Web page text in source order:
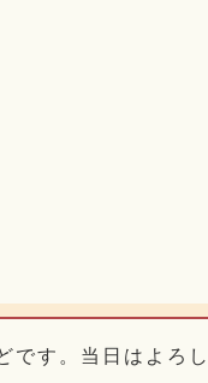
す。当日はよろ